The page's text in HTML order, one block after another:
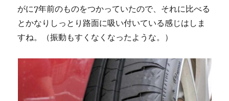
がに7年前のものをつかっていたので、それに比べる
とかなりしっとり路面に吸い付いている感じはしま
すね。（振動もすくなくなったような。）